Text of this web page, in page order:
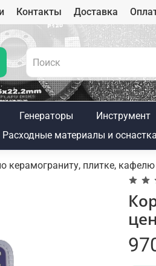
Контакты Доставка
Генераторы Инструмент
Расходные материалы и оснастка
керамограниту, плитке, кафелю